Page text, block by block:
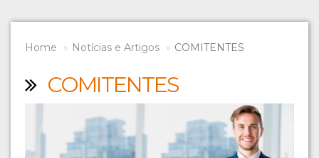
Home Notícias e Artigos COMITENTES
COMITENTES